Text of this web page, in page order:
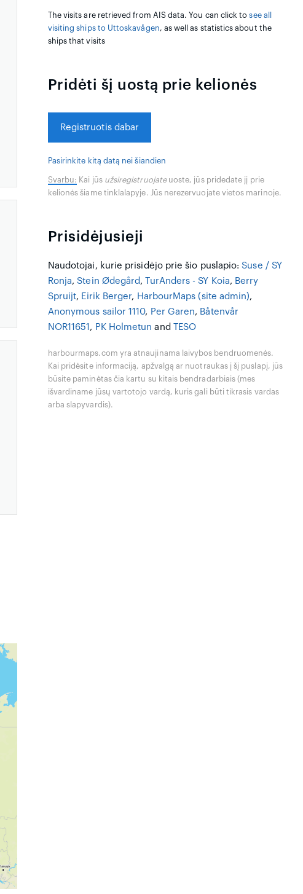
The visits are retrieved from AIS data. You can click tosee all
visiting ships to Uttoskavågen, as well as statistics about the
ships that visits
Pridėti šį uostą prie kelionės
Registruotis dabar
Pasirinkite kitą datą nei šiandien
Svarbu: Kai jūs užsiregistruojateuoste, jūs pridedate jį prie
kelionės šiame tinklalapyje. Jūs nerezervuojate vietos marinoje.
Prisidėjusieji
Naudotojai, kurie prisidėjo prie šio puslapio: Suse / SY
Ronja, Stein Ødegård , TurAnders - SY Koia, Berry
Spruijt, Eirik Berger, HarbourMaps (site admin),
Anonymous sailor 1110, Per Garen, Båtenvår
NOR11651 , PK Holmetun and TESO
harbourmaps.com yra atnaujinama laivybos bendruomenės.
Kai pridėsite informaciją, apžvalgą ar nuotraukas į šį puslapį, jūs
būsite paminėtas čia kartu su kitais bendradarbiais (mes
išvardiname jūsų vartotojo vardą, kuris gali būti tikrasis vardas
arba slapyvardis).